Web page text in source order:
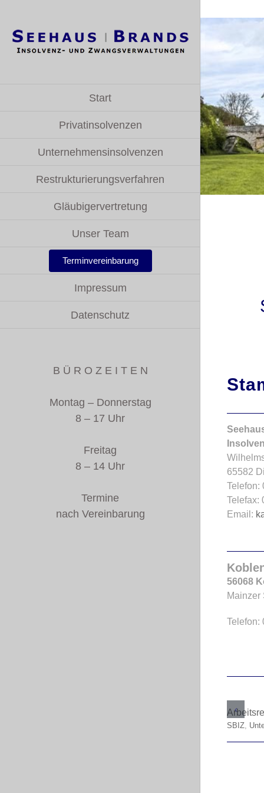
springen
Start
Privatinsolvenzen
Unternehmensinsolvenzen
Restrukturierungsverfahren
Gläubigervertretung
Unser Team
Terminvereinbarung
Impressum
Datenschutz
B Ü R O Z E I T E N
Montag – Donnerstag
8 – 17 Uhr
Freitag
8 – 14 Uhr
Termine
nach Vereinbarung
65582
Telefon:
Telefax:
Email:
56068
Mainzer
Telefon:
SBIZ,